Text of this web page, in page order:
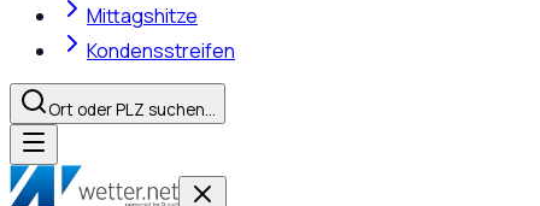
Mittagshitze
Kondensstreifen
Ort oder PLZ suchen…